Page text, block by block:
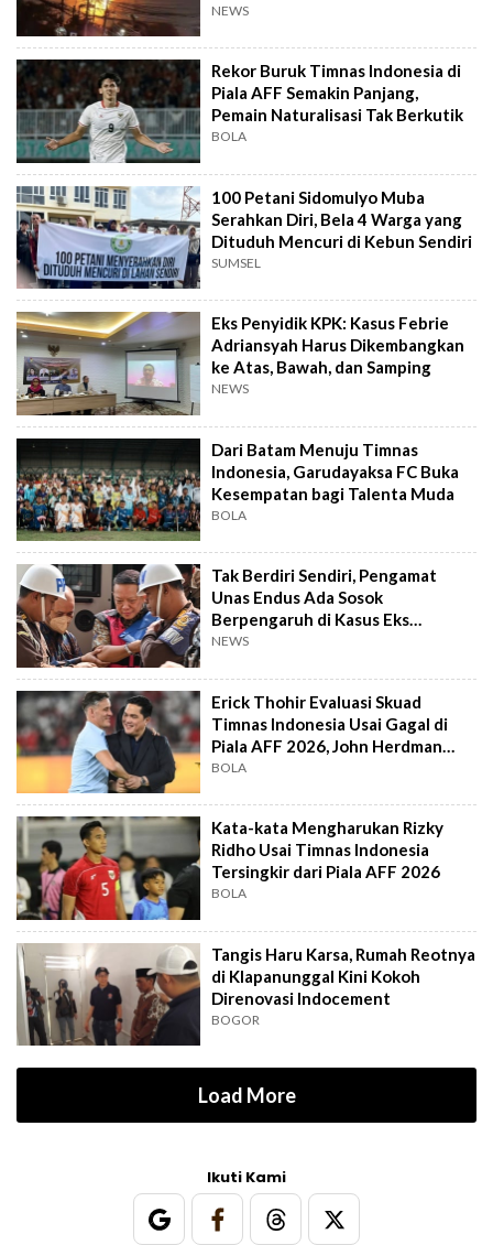
NEWS
Rekor Buruk Timnas Indonesia di
Piala AFF Semakin Panjang,
Pemain Naturalisasi Tak Berkutik
BOLA
100 Petani Sidomulyo Muba
Serahkan Diri, Bela 4 Warga yang
Dituduh Mencuri di Kebun Sendiri
SUMSEL
Eks Penyidik KPK: Kasus Febrie
Adriansyah Harus Dikembangkan
ke Atas, Bawah, dan Samping
NEWS
Dari Batam Menuju Timnas
Indonesia, Garudayaksa FC Buka
Kesempatan bagi Talenta Muda
BOLA
Tak Berdiri Sendiri, Pengamat
Unas Endus Ada Sosok
Berpengaruh di Kasus Eks
Jampidsus
NEWS
Erick Thohir Evaluasi Skuad
Timnas Indonesia Usai Gagal di
Piala AFF 2026, John Herdman
Out?
BOLA
Kata-kata Mengharukan Rizky
Ridho Usai Timnas Indonesia
Tersingkir dari Piala AFF 2026
BOLA
Tangis Haru Karsa, Rumah Reotnya
di Klapanunggal Kini Kokoh
Direnovasi Indocement
BOGOR
Load More
Ikuti Kami